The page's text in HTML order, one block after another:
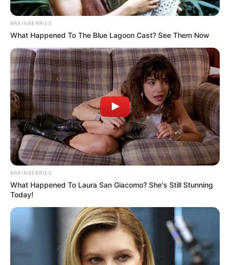
BRAINBERRIES
What Happened To The Blue Lagoon Cast? See Them Now
BRAINBERRIES
What Happened To Laura San Giacomo? She's Still Stunning
Today!